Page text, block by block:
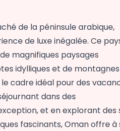
de la péninsule arabique,
de luxe inégalée. Ce
magnifiques paysages
idylliques et de montagnes
cadre idéal pour des
dans des
et en explorant des
fascinants, Oman offre à